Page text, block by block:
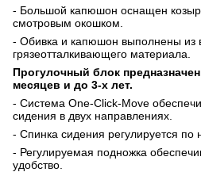
- Большой капюшон оснащен
смотровым окошком.
- Обивка и капюшон выполнены из
грязеотталкивающего материала.
Прогулочный блок
месяцев и до 3-х лет.
- Система One-Click-Move
сидения в двух направлениях.
- Спинка сидения регулируется по
- Регулируемая подножка
удобство.